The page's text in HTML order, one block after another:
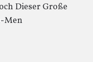
Dieser Große
Men